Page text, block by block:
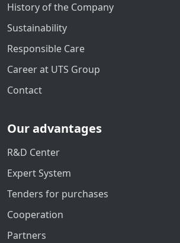
History of the Company
Sustainability
Responsible Care
Career at UTS Group
Contact
Our advantages
R&D Center
Expert System
Tenders for purchases
Cooperation
Partners